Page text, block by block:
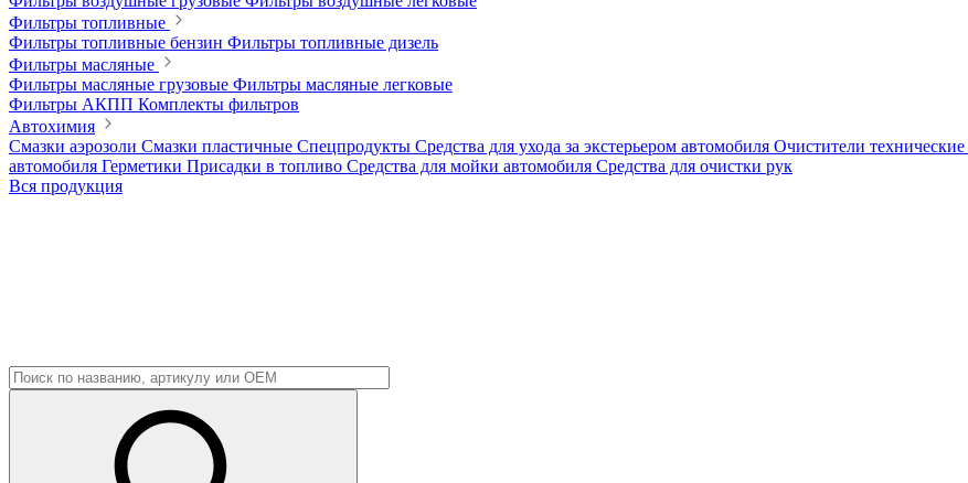
Фильтры топливные
Фильтры топливные бензин Фильтры топливные дизель
Фильтры масляные
Фильтры масляные грузовые Фильтры масляные легковые
Фильтры АКПП Комплекты фильтров
Автохимия
Смазки аэрозоли Смазки пластичные Спецпродукты Средства для ухода за экстерьером автомобиля Очистители технические
автомобиля Герметики Присадки в топливо Средства для мойки автомобиля Средства для очистки рук
Вся продукция